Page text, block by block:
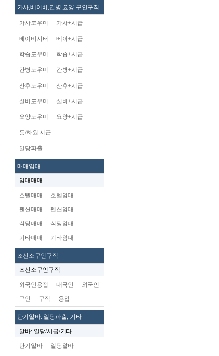
가사,베이비,간병,요양 구인구직
가사도우미 가사+시급
베이비시터 베이+시급
학습도우미 학습+시급
간병도우미 간병+시급
산후도우미 산후+시급
실버도우미 실버+시급
요양도우미 요양+시급
등/하원 시급
일당파출
매매임대
임대매매
호텔매매 호텔임대
펜션매매 펜션임대
식당매매 식당임대
기타매매 기타임대
조선소구인구직
조선소구인구직
외국인용접 내국인 외국인
구인 구직 용접
단기알바. 일당파출, 기타
알바: 일당/시급/기타
단기알바 일당알바